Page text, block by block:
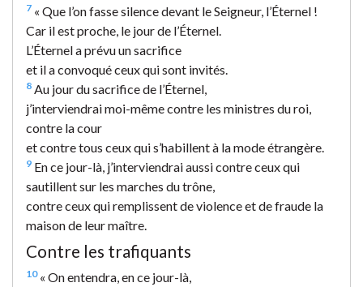
7 « Que l’on fasse silence devant le Seigneur, l’Éternel !
Car il est proche, le jour de l’Éternel.
L’Éternel a prévu un sacrifice
et il a convoqué ceux qui sont invités.
8 Au jour du sacrifice de l’Éternel,
j’interviendrai moi-même contre les ministres du roi,
contre la cour
et contre tous ceux qui s’habillent à la mode étrangère.
9 En ce jour-là, j’interviendrai aussi contre ceux qui
sautillent sur les marches du trône,
contre ceux qui remplissent de violence et de fraude la
maison de leur maître.
Contre les trafiquants
10 « On entendra, en ce jour-là,